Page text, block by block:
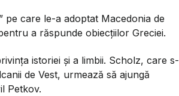
pe care le-a adoptat Macedonia de
a răspunde obiecţiilor Greciei.
istoriei şi a limbii. Scholz, care s-
de Vest, urmează să ajungă
Petkov.